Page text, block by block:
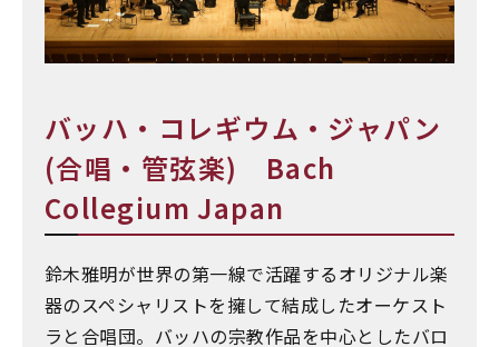
バッハ・コレギウム・ジャパン
(合唱・管弦楽) Bach
Collegium Japan
鈴木雅明が世界の第一線で活躍するオリジナル楽
器のスペシャリストを擁して結成したオーケスト
ラと合唱団。バッハの宗教作品を中心としたバロ